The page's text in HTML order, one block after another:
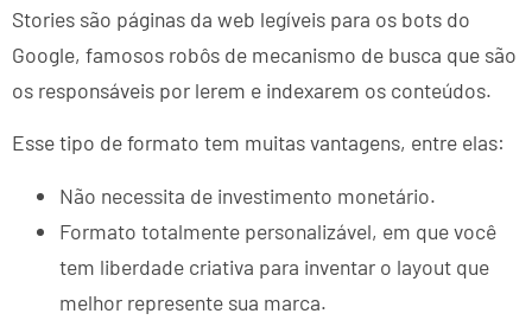
Stories são páginas da web legíveis para os bots do
Google, famosos robôs de mecanismo de busca que são
os responsáveis por lerem e indexarem os conteúdos.
Esse tipo de formato tem muitas vantagens, entre elas:
Não necessita de investimento monetário.
Formato totalmente personalizável, em que você
tem liberdade criativa para inventar o layout que
melhor represente sua marca.